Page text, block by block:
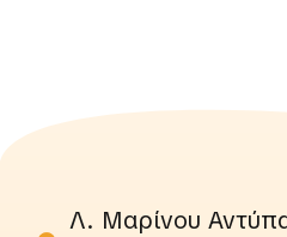
Λ. Μαρίνου